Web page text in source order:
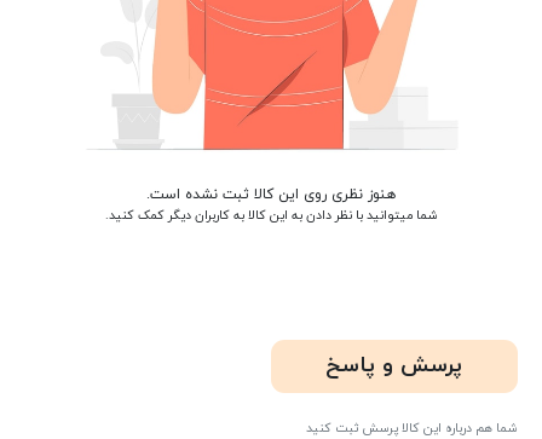
هنوز نظری روی این کالا ثبت نشده است.
شما میتوانید با نظر دادن به این کالا به کاربران دیگر کمک کنید.
پرسش و پاسخ
شما هم درباره این کالا پرسش ثبت کنید